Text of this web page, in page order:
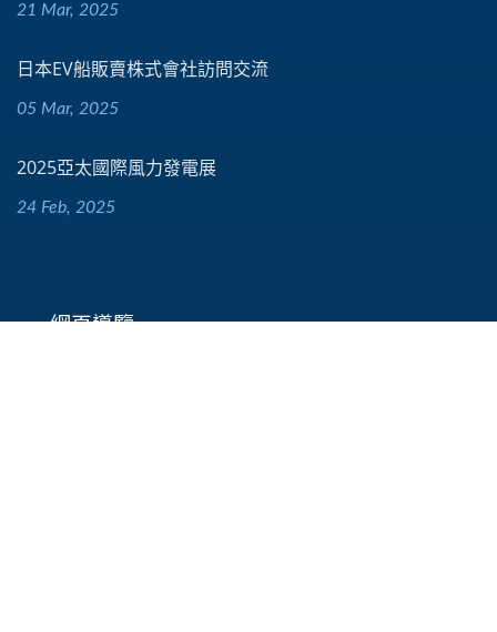
21 Mar, 2025
日本EV船販賣株式會社訪問交流
05 Mar, 2025
2025亞太國際風力發電展
24 Feb, 2025
網頁導覽